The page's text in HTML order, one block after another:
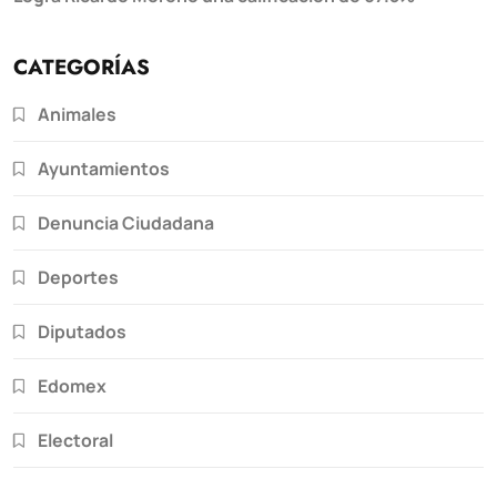
CATEGORÍAS
Animales
Ayuntamientos
Denuncia Ciudadana
Deportes
Diputados
Edomex
Electoral